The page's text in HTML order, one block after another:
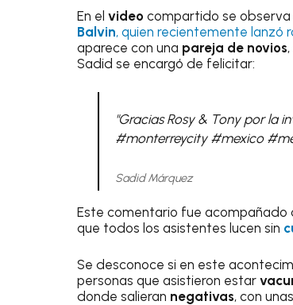
En el video compartido se observa
Balvin, quien recientemente lanzó
aparece con una pareja de novios
Sadid se encargó de felicitar:
"Gracias Rosy & Tony por la
#monterreycity #mexico
Sadid Márquez
Este comentario fue acompañado
que todos los asistentes lucen sin
Se desconoce si en este
personas que asistieron estar
donde salieran negativas, con